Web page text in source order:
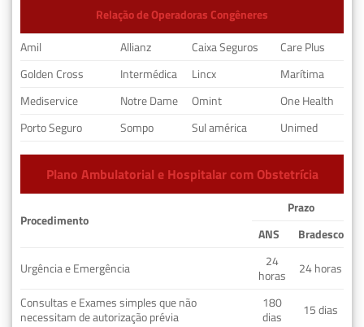
Relação de Operadoras Congêneres
Amil
Allianz Caixa Seguros
Care Plus
Golden Cross
Intermédica Lincx
Marítima
Mediservice
Notre Dame Omint
One Health
Porto Seguro
Sompo Sul américa Unimed
Plano Ambulatorial e Hospitalar com Obstetrícia
Procedimento
Prazo
ANS
Bradesco
Urgência e Emergência
24
horas
24 horas
Consultas e Exames simples que não
necessitam de autorização prévia
180
dias
15 dias